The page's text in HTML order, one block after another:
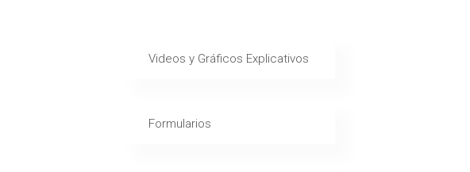
Videos y Gráficos Explicativos
Formularios